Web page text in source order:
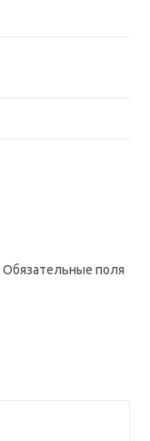
Обязательные поля